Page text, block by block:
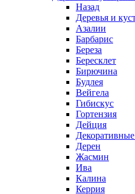
Назад
Деревья и
Азалии
Барбарис
Береза
Бересклет
Бирючина
Будлея
Вейгела
Гибискус
Гортензия
Дейция
Дерен
Жасмин
Ива
Калина
Керрия